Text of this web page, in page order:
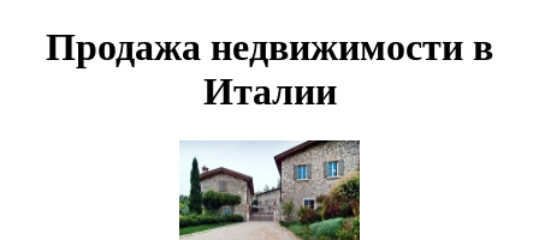
Продажа недвижимости в
Италии